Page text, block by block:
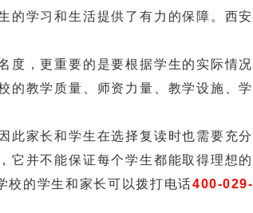
的学习和生活提供了有力的保障。西安
，更重要的是要根据学生的实际情况
的教学质量、师资力量、教学设施、学
家长和学生在选择复读时也需要充分
它并不能保证每个学生都能取得理想的
校的学生和家长可以拨打电话400-029-